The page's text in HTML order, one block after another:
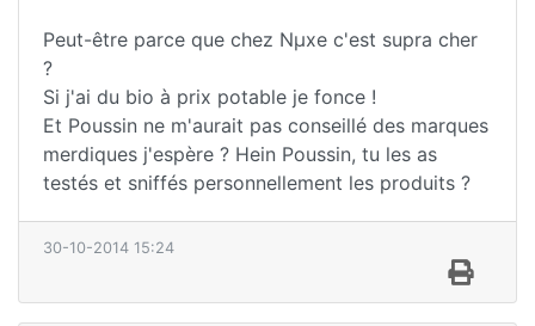
Peut-être parce que chez Nµxe c'est supra cher
?
Si j'ai du bio à prix potable je fonce !
Et Poussin ne m'aurait pas conseillé des marques
merdiques j'espère ? Hein Poussin, tu les as
testés et sniffés personnellement les produits ?
30-10-2014 15:24